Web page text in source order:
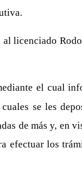
licenciado
el cual
se les
de más y, en
los